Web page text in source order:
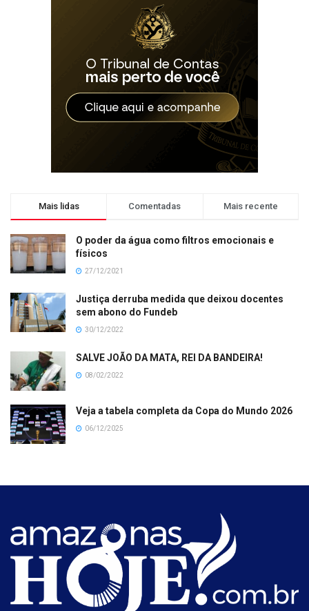
Mais lidas Comentadas Mais recente
O poder da água como filtros emocionais e
físicos
27/12/2021
Justiça derruba medida que deixou docentes
sem abono do Fundeb
30/12/2022
SALVE JOÃO DA MATA, REI DA BANDEIRA!
08/02/2022
Veja a tabela completa da Copa do Mundo 2026
06/12/2025